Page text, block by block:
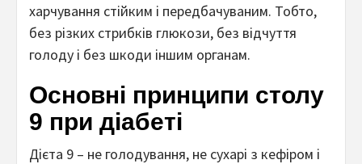
харчування стійким і передбачуваним. Тобто,
без різких стрибків глюкози, без відчуття
голоду і без шкоди іншим органам.
Основні принципи столу
9 при діабеті
Дієта 9 – не голодування, не сухарі з кефіром і